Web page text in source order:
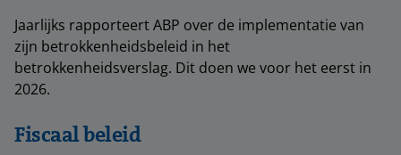
Jaarlijks rapporteert ABP over de implementatie van
zijn betrokkenheidsbeleid in het
betrokkenheidsverslag. Dit doen we voor het eerst in
2026.
Fiscaal beleid